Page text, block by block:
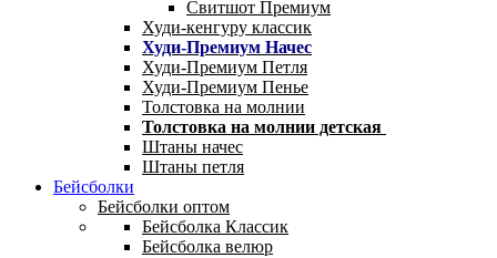
Свитшот Премиум
Худи-кенгуру классик
Худи-Премиум Начес
Худи-Премиум Петля
Худи-Премиум Пенье
Толстовка на молнии
Толстовка на молнии детская
Штаны начес
Штаны петля
Бейсболки
Бейсболки оптом
Бейсболка Классик
Бейсболка велюр